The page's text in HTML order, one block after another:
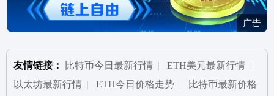
广告
友情链接： 比特币今日最新行情 |ETH美元最新行情 |
以太坊最新行情 |ETH今日价格走势 | 比特币最新价格